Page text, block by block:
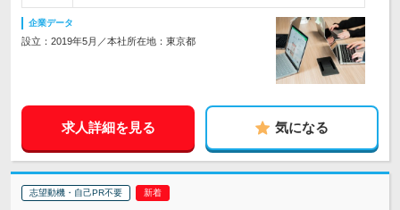
企業データ
設立：2019年5月／本社所在地：東京都
求人詳細を見る 気になる
志望動機・自己PR不要